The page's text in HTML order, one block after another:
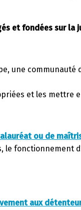
et fondées sur la
une communauté
et les mettre
ou de
fonctionnement
aux